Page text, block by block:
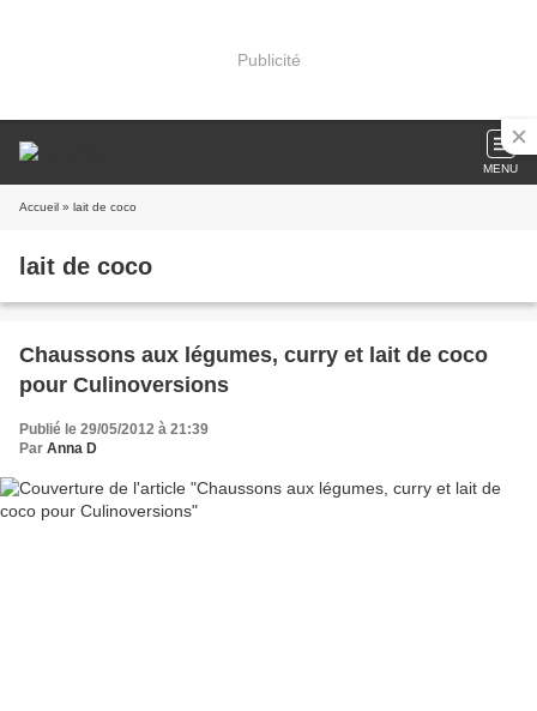
Publicité
MENU
Accueil » lait de coco
lait de coco
Chaussons aux légumes, curry et lait de coco
pour Culinoversions
Publié le 29/05/2012 à 21:39
Par Anna D